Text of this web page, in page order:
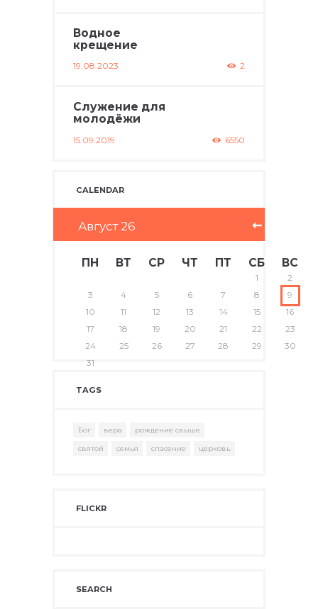
Водное
крещение
19.08.2023 2
Служение для
молодёжи
15.09.2019 6550
CALENDAR
Август 26
ПН ВТ СР ЧТ ПТ СБ ВС
1
2
3
4 5 6 7 8
9
10
11 12 13 14 15
16
17
18 19 20 21 22
23
24
25 26 27 28 29
30
31
TAGS
Бог вера
рождение свыше
святой
семья спасение церковь
FLICKR
SEARCH